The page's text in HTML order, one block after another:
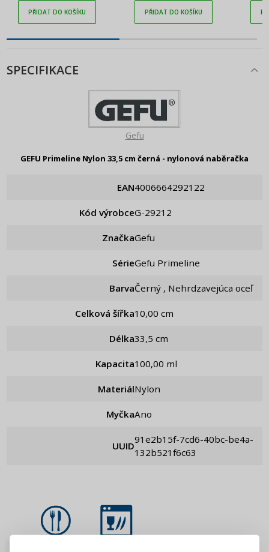
PŘIDAT DO KOŠÍKU
se stojanem
PŘIDAT DO KOŠÍKU
SPECIFIKACE
Gefu
GEFU Primeline Nylon 33,5 cm černá - nylonová naběračka
EAN 4006664292122
Kód výrobce g-29212
Značka Gefu
Série Gefu Primeline
Barva Černý , Nehrdzavejúca oceľ
Celková šířka 10,00 cm
Délka 33,5 cm
Kapacita 100,00 ml
Materiál Nylon
Myčka Ano
UUID
91e2b15f-7cd6-40bc-be4a-
132b521f6c63
PŘIHLÁŠENÍ